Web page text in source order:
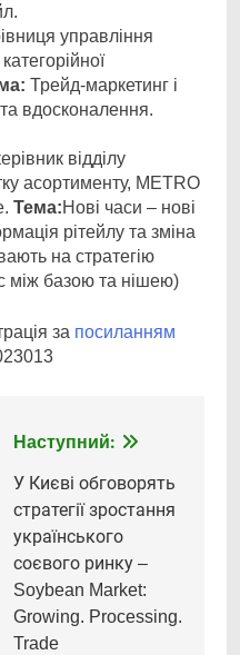
управління
Трейд-маркетинг і
вдосконалення.
відділу
асортименту, METRO
Тема:Нові часи – нові
рітейлу та зміна
на стратегію
між базою та нішею)
за посиланням
Наступний:
У Києві обговорять
стратегії зростання
українського
соєвого ринку –
Soybean Market:
Growing. Processing.
Trade